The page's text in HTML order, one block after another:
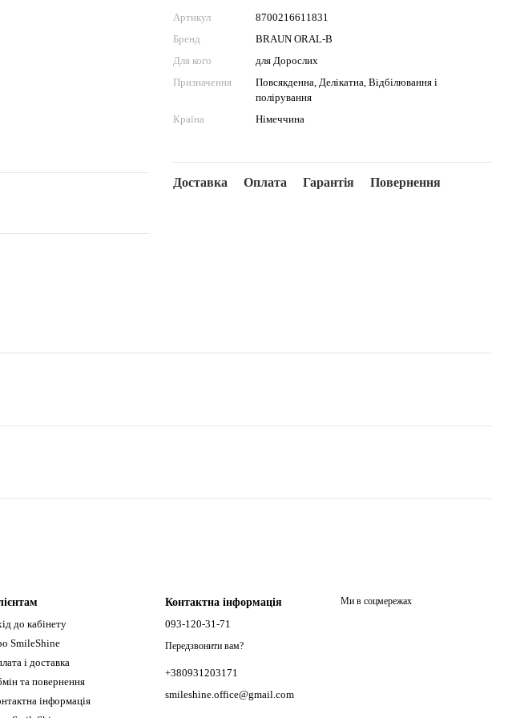
Артикул
8700216611831
Бренд
BRAUN ORAL-B
Для кого
для Дорослих
Призначення
Повсякденна, Делікатна, Відбілювання і
полірування
Країна
Німеччина
Доставка Оплата Гарантія Повернення
до кабінету
SmileShine
і доставка
та повернення
інформація
Контактна інформація
093-120-31-71
Передзвонити вам?
+380931203171
smileshine.office@gmail.com
Ми в соцмережах